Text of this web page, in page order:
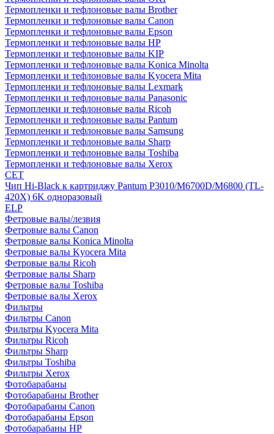
Термопленки и тефлоновые валы Brother
Термопленки и тефлоновые валы Canon
Термопленки и тефлоновые валы Epson
Термопленки и тефлоновые валы HP
Термопленки и тефлоновые валы KIP
Термопленки и тефлоновые валы Konica Minolta
Термопленки и тефлоновые валы Kyocera Mita
Термопленки и тефлоновые валы Lexmark
Термопленки и тефлоновые валы Panasonic
Термопленки и тефлоновые валы Ricoh
Термопленки и тефлоновые валы Pantum
Термопленки и тефлоновые валы Samsung
Термопленки и тефлоновые валы Sharp
Термопленки и тефлоновые валы Toshiba
Термопленки и тефлоновые валы Xerox
CET
Чип Hi-Black к картриджу Pantum P3010/M6700D/M6800 (TL-
420X) 6K одноразовый
ELP
Фетровые валы/лезвия
Фетровые валы Canon
Фетровые валы Konica Minolta
Фетровые валы Kyocera Mita
Фетровые валы Ricoh
Фетровые валы Sharp
Фетровые валы Toshiba
Фетровые валы Xerox
Фильтры
Фильтры Canon
Фильтры Kyocera Mita
Фильтры Ricoh
Фильтры Sharp
Фильтры Toshiba
Фильтры Xerox
Фотобарабаны
Фотобарабаны Brother
Фотобарабаны Canon
Фотобарабаны Epson
Фотобарабаны HP